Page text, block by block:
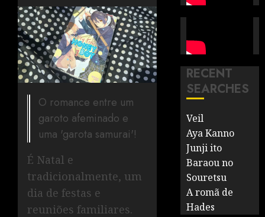
O romance entre um
garoto afeminado e
uma 'garota samurai'!
É Natal e
tradicionalmente, um
dia de festas e
reuniões familiares.
RECENT
SEARCHES
Veil
Aya Kanno
Junji ito
Baraou no
Souretsu
A romã de
Hades